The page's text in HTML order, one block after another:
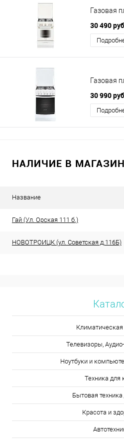
Газовая
30 490
Газовая
30 990
НАЛИЧИЕ В
Название
Гай (Ул. Орская 111 б.)
НОВОТРОИЦК (ул. Советская д.116Б)
Климатическая
Телевизоры,
Ноутбуки и
Техника для
Бытовая
Красота и